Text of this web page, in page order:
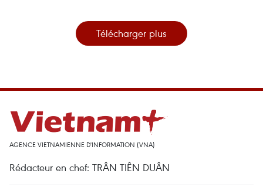
Télécharger plus
AGENCE VIETNAMIENNE D'INFORMATION (VNA)
Rédacteur en chef: TRÂN TIÊN DUÂN